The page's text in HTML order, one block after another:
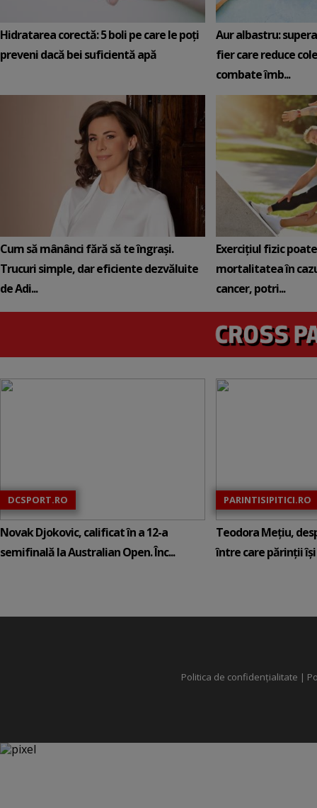
Hidratarea corectă: 5 boli pe care le poți
preveni dacă bei suficientă apă
Aur albastru:
fier care reduce
combate îmb...
Cum să mânânci fără să te îngrași.
Trucuri simple, dar eficiente dezvăluite
de Adi...
Exercițiul fizic
mortalitatea în
cancer, potri...
DCSPORT.RO
Novak Djokovic, calificat în a 12-a
semifinală la Australian Open. Înc...
PARINTISIPITICI.RO
Teodora Mețiu,
între care părinții își
Politica de confidențialitate |